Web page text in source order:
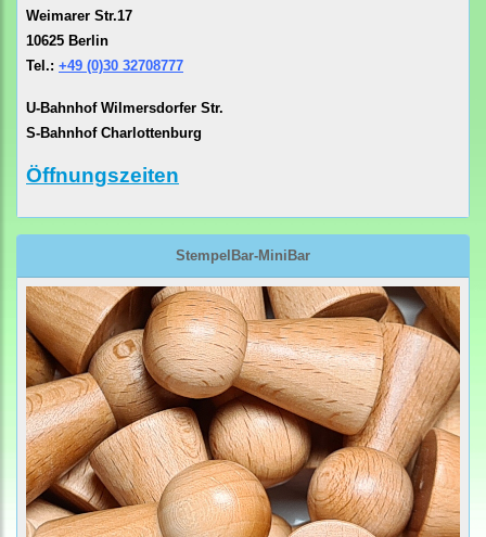
Weimarer Str.17
10625 Berlin
Tel.: +49 (0)30 32708777
U-Bahnhof Wilmersdorfer Str.
S-Bahnhof Charlottenburg
Öffnungszeiten
StempelBar-MiniBar